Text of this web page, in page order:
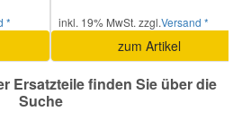
* inkl. 19% MwSt. zzgl.Versand *
zum Artikel
Ersatzteile finden Sie über die
Suche